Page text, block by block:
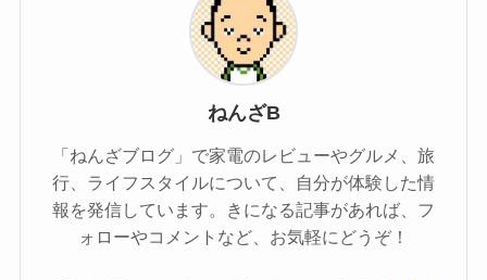
ねんざB
「ねんざブログ」で家電のレビューやグルメ、旅
行、ライフスタイルについて、自分が体験した情
報を発信しています。きになる記事があれば、フ
ォローやコメントなど、お気軽にどうぞ！